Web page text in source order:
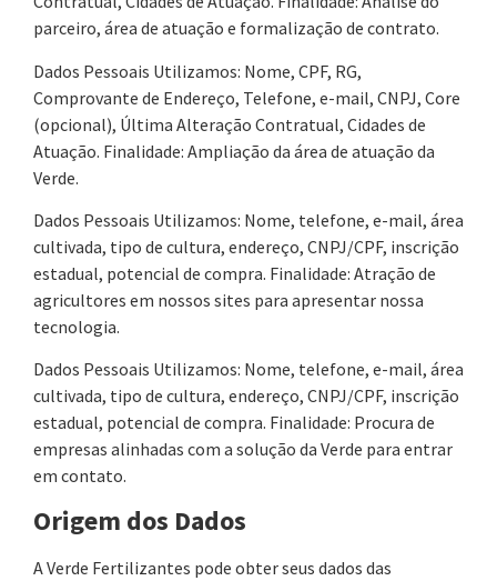
parceiro, área de atuação e formalização de contrato.
Dados Pessoais Utilizamos: Nome, CPF, RG,
Comprovante de Endereço, Telefone, e-mail, CNPJ, Core
(opcional), Última Alteração Contratual, Cidades de
Atuação. Finalidade: Ampliação da área de atuação da
Verde.
Dados Pessoais Utilizamos: Nome, telefone, e-mail, área
cultivada, tipo de cultura, endereço, CNPJ/CPF, inscrição
estadual, potencial de compra. Finalidade: Atração de
agricultores em nossos sites para apresentar nossa
tecnologia.
Dados Pessoais Utilizamos: Nome, telefone, e-mail, área
cultivada, tipo de cultura, endereço, CNPJ/CPF, inscrição
estadual, potencial de compra. Finalidade: Procura de
empresas alinhadas com a solução da Verde para entrar
em contato.
Origem dos Dados
A Verde Fertilizantes pode obter seus dados das